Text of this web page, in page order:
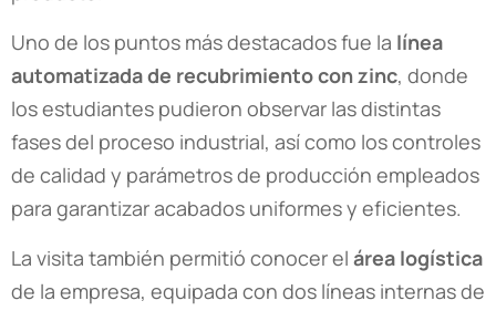
Uno de los puntos más destacados fue la línea
automatizada de recubrimiento con zinc, donde
los estudiantes pudieron observar las distintas
fases del proceso industrial, así como los controles
de calidad y parámetros de producción empleados
para garantizar acabados uniformes y eficientes.
La visita también permitió conocer el área logística
de la empresa, equipada con dos líneas internas de